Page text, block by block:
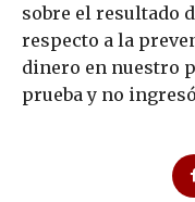
sobre el resultado
respecto a la
dinero en nuestro
prueba y no